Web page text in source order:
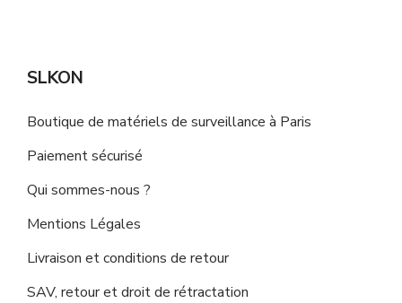
SLKON
Boutique de matériels de surveillance à Paris
Paiement sécurisé
Qui sommes-nous ?
Mentions Légales
Livraison et conditions de retour
SAV, retour et droit de rétractation